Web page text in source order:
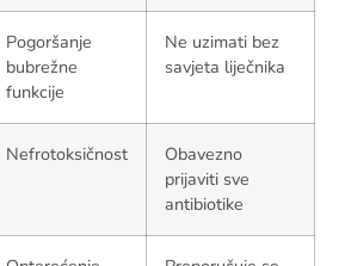
Pogoršanje
bubrežne
funkcije
Ne uzimati bez
savjeta liječnika
Nefrotoksičnost
Obavezno
prijaviti sve
antibiotike